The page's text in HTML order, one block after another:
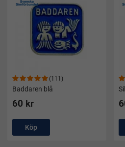
(111)
Baddaren blå
60 kr
Köp